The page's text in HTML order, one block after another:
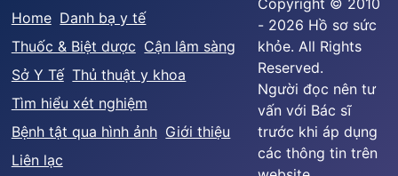
Home Danh bạ y tế
Thuốc & Biệt dược Cận lâm sàng
Sở Y Tế Thủ thuật y khoa
Tìm hiểu xét nghiệm
Bệnh tật qua hình ảnh Giới thiệu
Liên lạc
Copyright © 2010
- 2026 Hồ sơ sức
khỏe. All Rights
Reserved.
Người đọc nên tư
vấn với Bác sĩ
trước khi áp dụng
các thông tin trên